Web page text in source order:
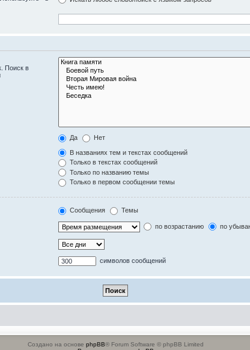
Поиск в
Да Нет
В названиях тем и текстах сообщений
Только в текстах сообщений
Только по названию темы
Только в первом сообщении темы
Сообщения Темы
по возрастанию по
символов сообщений
Создано на основе phpBB® Forum Software © phpBB Limited